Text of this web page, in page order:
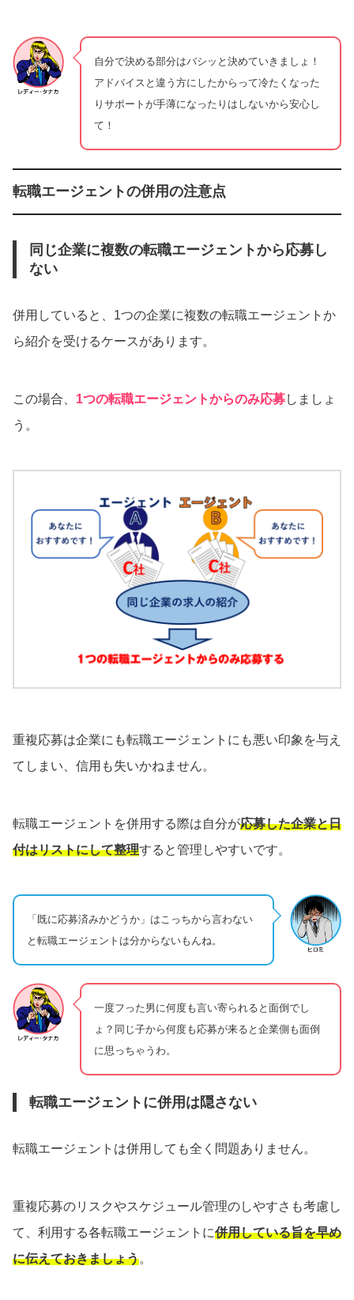
自分で決める部分はバシッと決めていきましょ！
アドバイスと違う方にしたからって冷たくなった
りサポートが手薄になったりはしないから安心し
て！
転職エージェントの併用の注意点
同じ企業に複数の転職エージェントから応募し
ない
併用していると、1つの企業に複数の転職エージェントか
ら紹介を受けるケースがあります。
この場合、 1つの転職エージェントからのみ応募しましょ
う。
重複応募は企業にも転職エージェントにも悪い印象を与え
てしまい、信用も失いかねません。
転職エージェントを併用する際は自分が応募した企業と日
付はリストにして整理すると管理しやすいです。
「既に応募済みかどうか」はこっちから言わない
と転職エージェントは分からないもんね。
一度フった男に何度も言い寄られると面倒でし
ょ？同じ子から何度も応募が来ると企業側も面倒
に思っちゃうわ。
転職エージェントに併用は隠さない
転職エージェントは併用しても全く問題ありません。
重複応募のリスクやスケジュール管理のしやすさも考慮し
て、利用する各転職エージェントに併用している旨を早め
に伝えておきましょう。